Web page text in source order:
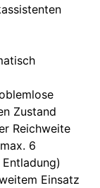
Zustand
Reichweite
6
Einsatz